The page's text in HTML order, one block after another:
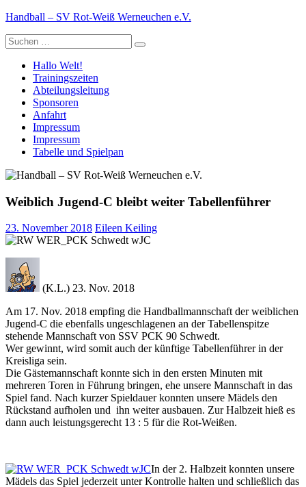
Zum
springen
Handball – SV Rot-Weiß Werneuchen e.V.
Suche
nach:
Hallo Welt!
Trainingszeiten
Abteilungsleitung
Sponsoren
Anfahrt
Impressum
Impressum
Tabelle und Spielpan
Weiblich Jugend-C bleibt weiter Tabellenführer
23. November 2018 Eileen Keiling
(K.L.) 23. Nov. 2018
Am 17. Nov. 2018 empfing die Handballmannschaft der weiblichen
Jugend-C die ebenfalls ungeschlagenen an der Tabellenspitze
stehende Mannschaft von SSV PCK 90 Schwedt.
Wer gewinnt, wird somit auch der künftige Tabellenführer in der
Kreisliga sein.
Die Gästemannschaft konnte sich in den ersten Minuten mit
mehreren Toren in Führung bringen, ehe unsere Mannschaft in das
Spiel fand. Nach kurzer Spieldauer konnten unsere Mädels den
Rückstand aufholen und ihn weiter ausbauen. Zur Halbzeit hieß es
dann auch leistungsgerecht 13 : 5 für die Rot-Weißen.
In der 2. Halbzeit konnten unsere
Mädels das Spiel jederzeit unter Kontrolle halten und schließlich das